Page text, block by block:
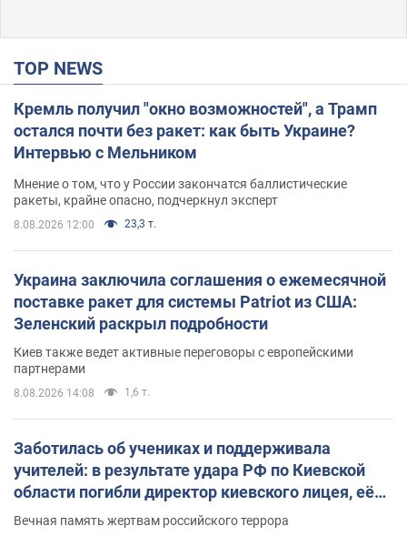
TOP NEWS
Кремль получил "окно возможностей", а Трамп
остался почти без ракет: как быть Украине?
Интервью с Мельником
Мнение о том, что у России закончатся баллистические
ракеты, крайне опасно, подчеркнул эксперт
8.08.2026 12:00 23,3 т.
Украина заключила соглашения о ежемесячной
поставке ракет для системы Patriot из США:
Зеленский раскрыл подробности
Киев также ведет активные переговоры с европейскими
партнерами
8.08.2026 14:08 1,6 т.
Заботилась об учениках и поддерживала
учителей: в результате удара РФ по Киевской
области погибли директор киевского лицея, её
муж и внук
Вечная память жертвам российского террора